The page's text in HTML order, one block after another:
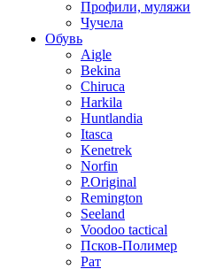
Профили, муляжи
Чучела
Обувь
Aigle
Bekina
Chiruсa
Harkila
Huntlandia
Itasca
Kenetrek
Norfin
P.Original
Remington
Seeland
Voodoo tactical
Псков-Полимер
Рат